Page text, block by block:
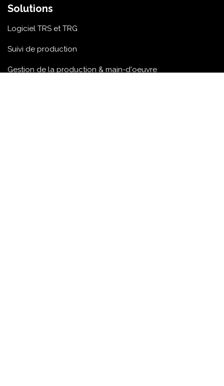
Solutions
Logiciel TRS et TRG
Suivi de production
Gestion de la production & main-d'oeuvre